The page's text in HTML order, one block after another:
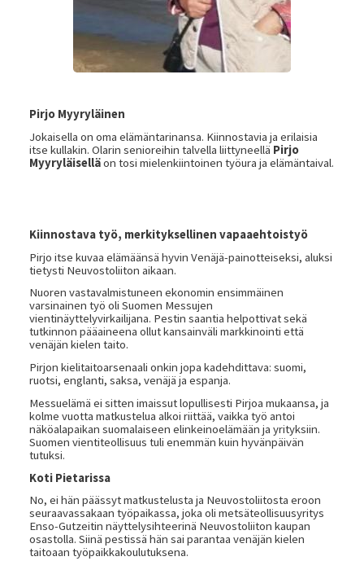
Pirjo Myyryläinen
Jokaisella on oma elämäntarinansa. Kiinnostavia ja erilaisia
itse kullakin. Olarin senioreihin talvella liittyneellä Pirjo
Myyryläiselläon tosi mielenkiintoinen työura ja elämäntaival.
Kiinnostava työ, merkityksellinen vapaaehtoistyö
Pirjo itse kuvaa elämäänsä hyvin Venäjä-painotteiseksi, aluksi
tietysti Neuvostoliiton aikaan.
Nuoren vastavalmistuneen ekonomin ensimmäinen
varsinainen työ oli Suomen Messujen
vientinäyttelyvirkailijana. Pestin saantia helpottivat sekä
tutkinnon pääaineena ollut kansainväli markkinointi että
venäjän kielen taito.
Pirjon kielitaitoarsenaali onkin jopa kadehdittava: suomi,
ruotsi, englanti, saksa, venäjä ja espanja.
Messuelämä ei sitten imaissut lopullisesti Pirjoa mukaansa, ja
kolme vuotta matkustelua alkoi riittää, vaikka työ antoi
näköalapaikan suomalaiseen elinkeinoelämään ja yrityksiin.
Suomen vientiteollisuus tuli enemmän kuin hyvänpäivän
tutuksi.
Koti Pietarissa
No, ei hän päässyt matkustelusta ja Neuvostoliitosta eroon
seuraavassakaan työpaikassa, joka oli metsäteollisuusyritys
Enso-Gutzeitin näyttelysihteerinä Neuvostoliiton kaupan
osastolla. Siinä pestissä hän sai parantaa venäjän kielen
taitoaan työpaikkakoulutuksena.